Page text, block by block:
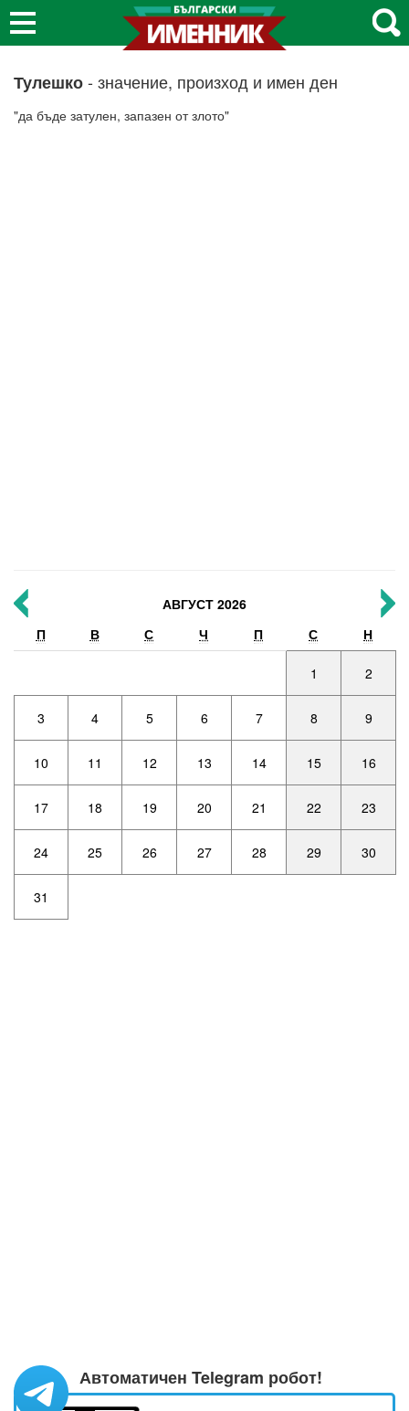
Тулешко- значение, произход и имен ден
"да бъде затулен, запазен от злото"
АВГУСТ 2026
П
В С Ч П С Н
1 2
3 4 5 6 7 8 9
10 11 12 13 14 15 16
17 18 19 20 21 22 23
24 25 26 27 28 29 30
31
Автоматичен Telegram робот!